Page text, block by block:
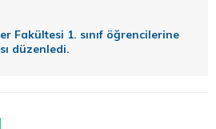
Fakültesi 1. sınıf öğrencilerine
düzenledi.